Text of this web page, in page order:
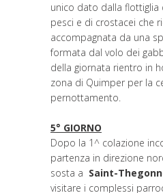
unico dato dalla
pesci e di crostacei che
accompagnata da una
formata dal volo dei
della giornata rientro in
zona di Quimper per la
pernottamento.
5° GIORNO
Dopo la 1^ colazione
partenza in direzione
sosta a Saint-
visitare i complessi